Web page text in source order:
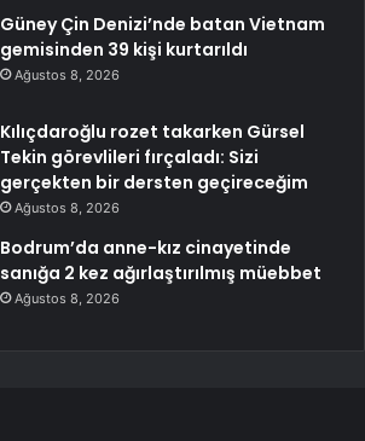
Güney Çin Denizi’nde batan Vietnam
gemisinden 39 kişi kurtarıldı
Ağustos 8, 2026
Kılıçdaroğlu rozet takarken Gürsel
Tekin görevlileri fırçaladı: Sizi
gerçekten bir dersten geçireceğim
Ağustos 8, 2026
Bodrum’da anne-kız cinayetinde
sanığa 2 kez ağırlaştırılmış müebbet
Ağustos 8, 2026